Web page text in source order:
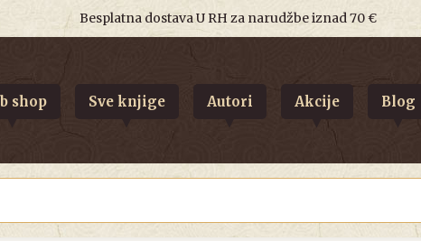
Besplatna dostava U RH za narudžbe iznad 70 €
shop Sve knjige Autori Akcije Blog